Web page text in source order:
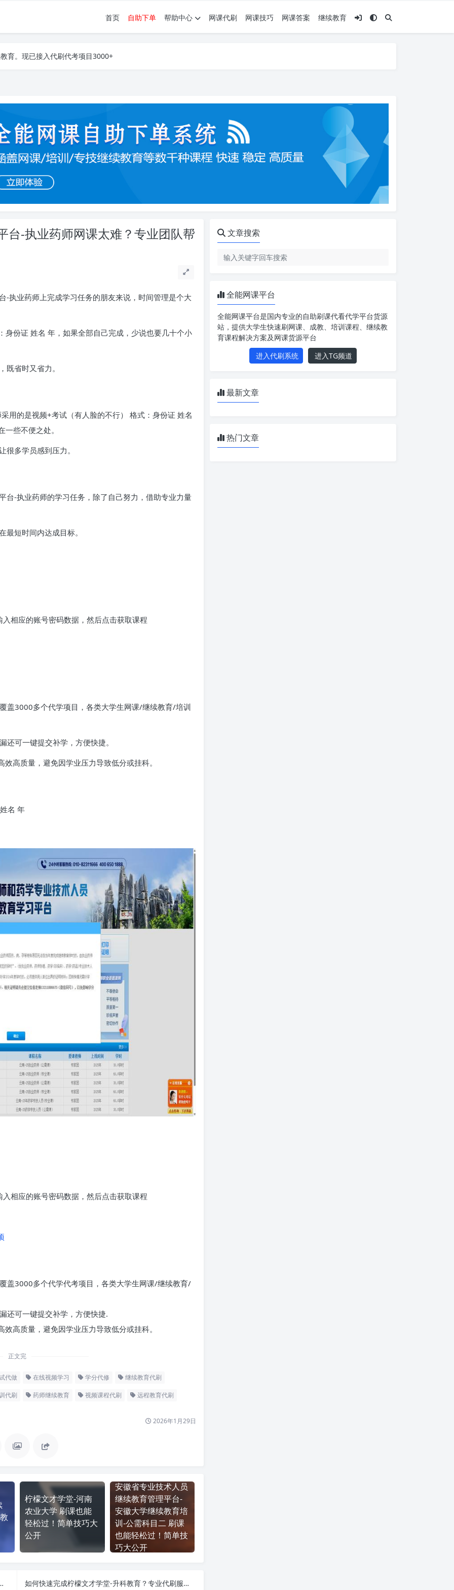
首页 自助下单 帮助中心 网课代刷 网课技巧 网课答案
继续教育
育。现已接入代刷代考项目3000+
育。现已接入代刷代考项目3000+
台-执业药师网课太难？专业团队帮
-执业药师上完成学习任务的朋友来说，时间管理是个大
身份证 姓名 年，如果全部自己完成，少说也要几十个小
既省时又省力。
用的是视频+考试（有人脸的不行） 格式：身份证 姓名
些不便之处。
多学员感到压力。
台-执业药师的学习任务，除了自己努力，借助专业力量
短时间内达成目标。
相应的账号密码数据，然后点击获取课程
盖3000多个代学项目，各类大学生网课/继续教育/培训
可一键提交补学，方便快捷。
高质量，避免因学业压力导致低分或挂科。
名 年
相应的账号密码数据，然后点击获取课程
盖3000多个代学代考项目，各类大学生网课/继续教育/
还可一键提交补学，方便快捷.
高质量，避免因学业压力导致低分或挂科。
正文完
代做 在线视频学习 学分代修 继续教育代刷
代刷 药师继续教育 视频课程代刷 远程教育代刷
2026年1月29日
柠檬文才学堂-河南
农业大学 刷课也能
轻松过！简单技巧大
公开
安徽省专业技术人员
继续教育管理平台-
安徽大学继续教育培
训-公需科目二 刷课
也能轻松过！简单技
巧大公开
攻略 快速完成学习任务 如何快速完成柠檬文才学堂-升科教育？专业代刷服务推荐
文章搜索
全能网课平台
全能网课平台是国内专业的自助刷课代看代学平台货源
站，提供大学生快速刷网课、成教、培训课程、继续教
育课程解决方案及网课货源平台
进入代刷系统
进入TG频道
最新文章
热门文章